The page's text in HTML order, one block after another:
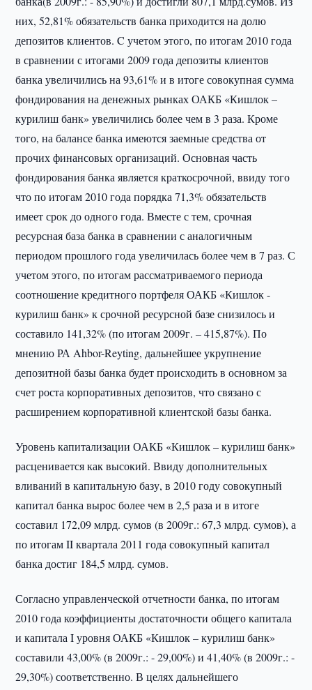
них, 52,81% обязательств банка приходится на долю
депозитов клиентов. C учетом этого, по итогам 2010 года
в сравнении с итогами 2009 года депозиты клиентов
банка увеличились на 93,61% и в итоге совокупная сумма
фондирования на денежных рынках ОАКБ «Кишлок –
курилиш банк» увеличились более чем в 3 раза. Кроме
того, на балансе банка имеются заемные средства от
прочих финансовых организаций. Основная часть
фондирования банка является краткосрочной, ввиду того
что по итогам 2010 года порядка 71,3% обязательств
имеет срок до одного года. Вместе с тем, срочная
ресурсная база банка в сравнении с аналогичным
периодом прошлого года увеличилась более чем в 7 раз. С
учетом этого, по итогам рассматриваемого периода
соотношение кредитного портфеля ОАКБ «Кишлок -
курилиш банк» к срочной ресурсной базе снизилось и
составило 141,32% (по итогам 2009г. – 415,87%). По
мнению РА Ahbor-Reyting, дальнейшее укрупнение
депозитной базы банка будет происходить в основном за
счет роста корпоративных депозитов, что связано с
расширением корпоративной клиентской базы банка.
Уровень капитализации ОАКБ «Кишлок – курилиш банк»
расценивается как высокий. Ввиду дополнительных
вливаний в капитальную базу, в 2010 году совокупный
капитал банка вырос более чем в 2,5 раза и в итоге
составил 172,09 млрд. сумов (в 2009г.: 67,3 млрд. сумов), а
по итогам II квартала 2011 года совокупный капитал
банка достиг 184,5 млрд. сумов.
Согласно управленческой отчетности банка, по итогам
2010 года коэффициенты достаточности общего капитала
и капитала I уровня ОАКБ «Кишлок – курилиш банк»
составили 43,00% (в 2009г.: - 29,00%) и 41,40% (в 2009г.: -
29,30%) соответственно. В целях дальнейшего